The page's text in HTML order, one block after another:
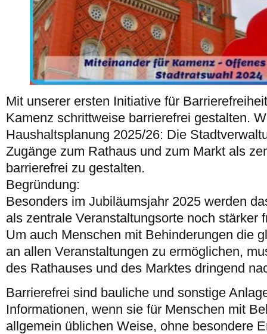
Mit unserer ersten Initiative für
Kamenz schrittweise barrierefrei gestalten.
Haushaltsplanung 2025/26: Die
Zugänge zum Rathaus und zum Markt als
barrierefrei zu gestalten.
Begründung:
Besonders im Jubiläumsjahr 2025 werden
als zentrale Veranstaltungsorte noch stärker
Um auch Menschen mit Behinderungen die
an allen Veranstaltungen zu ermöglichen,
des Rathauses und des Marktes dringend
Barrierefrei sind bauliche und sonstige
Informationen, wenn sie für Menschen mit
allgemein üblichen Weise, ohne besondere